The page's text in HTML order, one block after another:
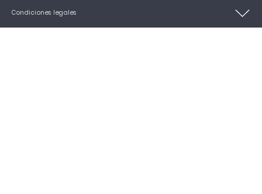
Condiciones legales